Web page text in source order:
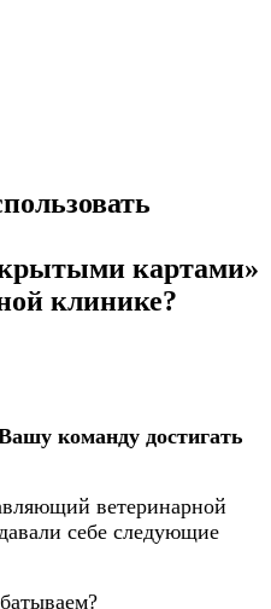
картами»
клинике?
команду достигать
ветеринарной
себе следующие